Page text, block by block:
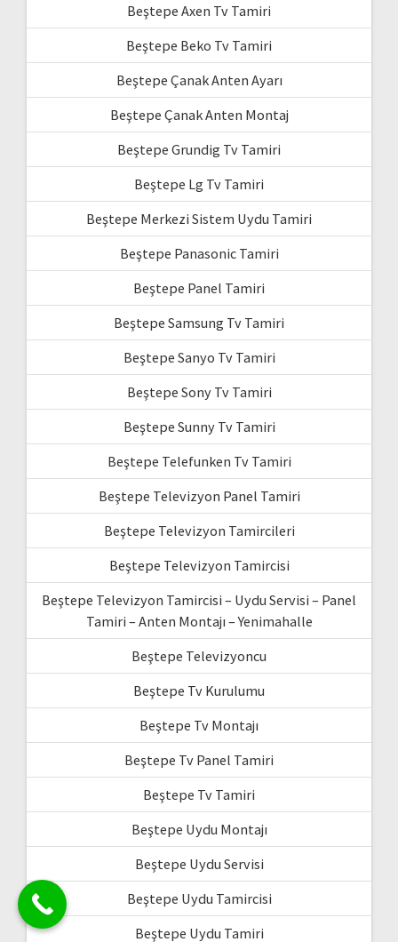
Beştepe Axen Tv Tamiri
Beştepe Beko Tv Tamiri
Beştepe Çanak Anten Ayarı
Beştepe Çanak Anten Montaj
Beştepe Grundig Tv Tamiri
Beştepe Lg Tv Tamiri
Beştepe Merkezi Sistem Uydu Tamiri
Beştepe Panasonic Tamiri
Beştepe Panel Tamiri
Beştepe Samsung Tv Tamiri
Beştepe Sanyo Tv Tamiri
Beştepe Sony Tv Tamiri
Beştepe Sunny Tv Tamiri
Beştepe Telefunken Tv Tamiri
Beştepe Televizyon Panel Tamiri
Beştepe Televizyon Tamircileri
Beştepe Televizyon Tamircisi
Beştepe Televizyon Tamircisi – Uydu Servisi – Panel
Tamiri – Anten Montajı – Yenimahalle
Beştepe Televizyoncu
Beştepe Tv Kurulumu
Beştepe Tv Montajı
Beştepe Tv Panel Tamiri
Beştepe Tv Tamiri
Beştepe Uydu Montajı
Beştepe Uydu Servisi
Beştepe Uydu Tamircisi
Beştepe Uydu Tamiri